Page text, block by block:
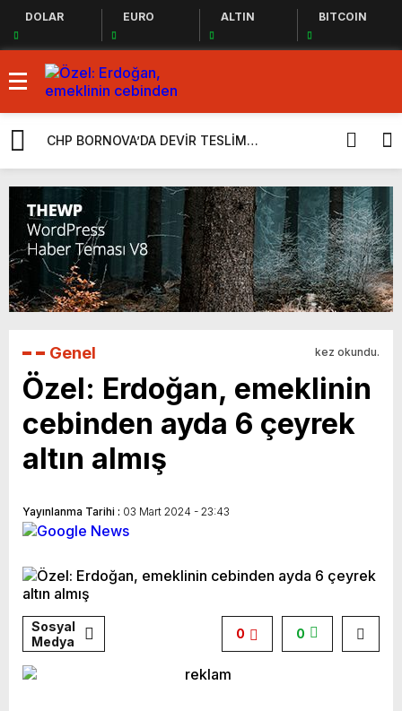
DOLAR EURO ALTIN BITCOIN
CHP BORNOVA’DA DEVİR TESLİM
GERÇEKLEŞTİ
“Takiyye”
Yeni Parti
Genel kez okundu.
Özel: Erdoğan, emeklinin
cebinden ayda 6 çeyrek
altın almış
Yayınlanma Tarihi : 03 Mart 2024 - 23:43
Sosyal
Medya
0
0